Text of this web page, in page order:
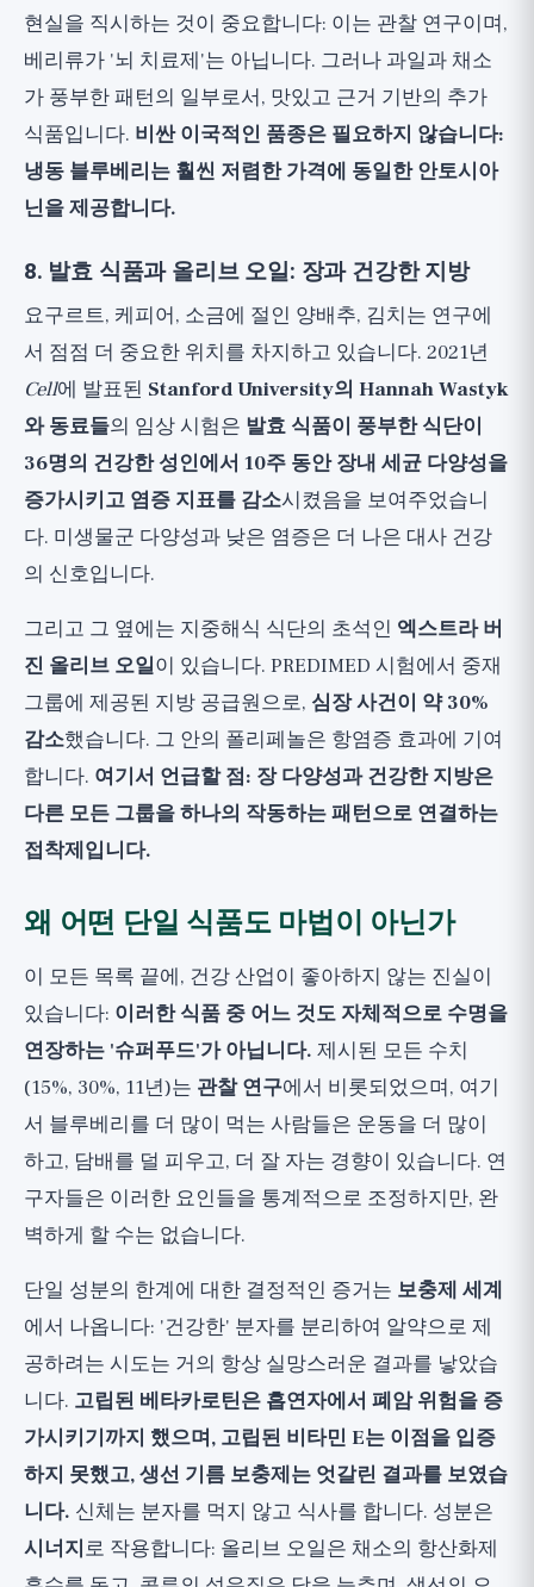
현실을 직시하는 것이 중요합니다: 이는 관찰 연구이며,
베리류가 '뇌 치료제'는 아닙니다. 그러나 과일과 채소
가 풍부한 패턴의 일부로서, 맛있고 근거 기반의 추가
식품입니다. 비싼 이국적인 품종은 필요하지 않습니다:
냉동 블루베리는 훨씬 저렴한 가격에 동일한 안토시아
닌을 제공합니다.
8. 발효 식품과 올리브 오일: 장과 건강한 지방
요구르트, 케피어, 소금에 절인 양배추, 김치는 연구에
서 점점 더 중요한 위치를 차지하고 있습니다. 2021년
Cell에 발표된 Stanford University의 Hannah Wastyk
와 동료들의 임상 시험은 발효 식품이 풍부한 식단이
36명의 건강한 성인에서 10주 동안 장내 세균 다양성을
증가시키고 염증 지표를 감소시켰음을 보여주었습니
다. 미생물군 다양성과 낮은 염증은 더 나은 대사 건강
의 신호입니다.
그리고 그 옆에는 지중해식 식단의 초석인 엑스트라 버
진 올리브 오일이 있습니다. PREDIMED 시험에서 중재
그룹에 제공된 지방 공급원으로, 심장 사건이 약 30%
감소했습니다. 그 안의 폴리페놀은 항염증 효과에 기여
합니다. 여기서 언급할 점: 장 다양성과 건강한 지방은
다른 모든 그룹을 하나의 작동하는 패턴으로 연결하는
접착제입니다.
왜 어떤 단일 식품도 마법이 아닌가
이 모든 목록 끝에, 건강 산업이 좋아하지 않는 진실이
있습니다: 이러한 식품 중 어느 것도 자체적으로 수명을
연장하는 '슈퍼푸드'가 아닙니다. 제시된 모든 수치
(15%, 30%, 11년)는 관찰 연구에서 비롯되었으며, 여기
서 블루베리를 더 많이 먹는 사람들은 운동을 더 많이
하고, 담배를 덜 피우고, 더 잘 자는 경향이 있습니다. 연
구자들은 이러한 요인들을 통계적으로 조정하지만, 완
벽하게 할 수는 없습니다.
단일 성분의 한계에 대한 결정적인 증거는 보충제 세계
에서 나옵니다: '건강한' 분자를 분리하여 알약으로 제
공하려는 시도는 거의 항상 실망스러운 결과를 낳았습
니다. 고립된 베타카로틴은 흡연자에서 폐암 위험을 증
가시키기까지 했으며, 고립된 비타민 E는 이점을 입증
하지 못했고, 생선 기름 보충제는 엇갈린 결과를 보였습
니다. 신체는 분자를 먹지 않고 식사를 합니다. 성분은
시너지 로 작용합니다: 올리브 오일은 채소의 항산화제